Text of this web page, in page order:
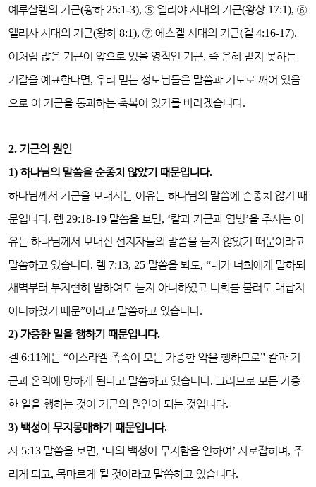
예루살렘의 기근(왕하 25:1-3), ⑤ 엘리야 시대의 기근(왕상 17:1), ⑥
엘리사 시대의 기근(왕하8:1), ⑦ 에스겔 시대의 기근(겔 4:16-17).
이처럼 많은 기근이 앞으로 있을 영적인 기근, 즉 은혜 받지 못하는
기갈을 예표한다면, 우리 믿는 성도님들은 말씀과 기도로 깨어 있음
으로 이 기근을 통과하는 축복이 있기를 바라겠습니다.
2. 기근의 원인
1) 하나님의 말씀을 순종치 않았기 때문입니다.
하나님께서 기근을 보내시는 이유는 하나님의 말씀에 순종치 않기 때
문입니다. 렘 29:18-19 말씀을 보면, ‘칼과 기근과 염병’을 주시는 이
유는 하나님께서 보내신 선지자들의 말씀을 듣지 않았기 때문이라고
말씀하고 있습니다. 렘 7:13, 25 말씀을 봐도, “내가 너희에게 말하되
새벽부터 부지런히 말하여도 듣지 아니하였고 너희를 불러도 대답지
아니하였기 때문”이라고 말씀하고 있습니다.
2) 가증한 일을 행하기 때문입니다.
겔 6:11에는 “이스라엘 족속이 모든 가증한 악을 행하므로” 칼과 기
근과 온역에 망하게 된다고 말씀하고 있습니다. 그러므로 모든 가증
한 일을 행하는 것이 기근의 원인이 되는 것입니다.
3) 백성이 무지몽매하기 때문입니다.
사 5:13 말씀을 보면, ‘나의 백성이 무지함을 인하여’ 사로잡히며, 주
리게 되고, 목마르게 될 것이라고 말씀하고 있습니다.